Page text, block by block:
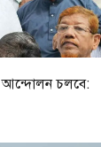
আন্দোলন চলবে: